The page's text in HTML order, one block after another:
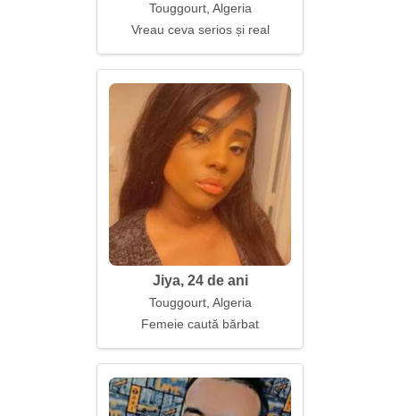
Touggourt, Algeria
Vreau ceva serios și real
Jiya, 24 de ani
Touggourt, Algeria
Femeie caută bărbat